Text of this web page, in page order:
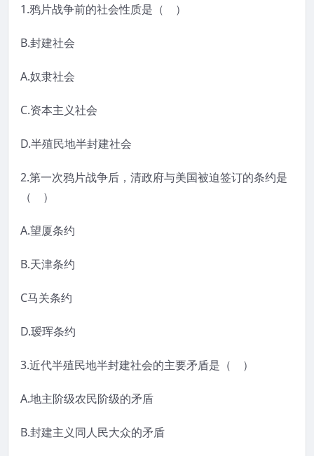
1.鸦片战争前的社会性质是（ ）
B.封建社会
A.奴隶社会
C.资本主义社会
D.半殖民地半封建社会
2.第一次鸦片战争后，清政府与美国被迫签订的条约是
（ ）
A.望厦条约
B.天津条约
C马关条约
D.瑷珲条约
3.近代半殖民地半封建社会的主要矛盾是（ ）
A.地主阶级农民阶级的矛盾
B.封建主义同人民大众的矛盾